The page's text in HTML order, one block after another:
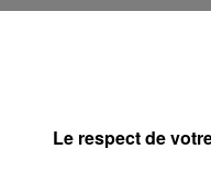
entrants, sortants)
2 mois vous permettra
d’apprécier être
Le respect de